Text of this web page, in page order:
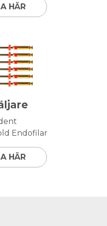
HÄR
Endofilar
HÄR